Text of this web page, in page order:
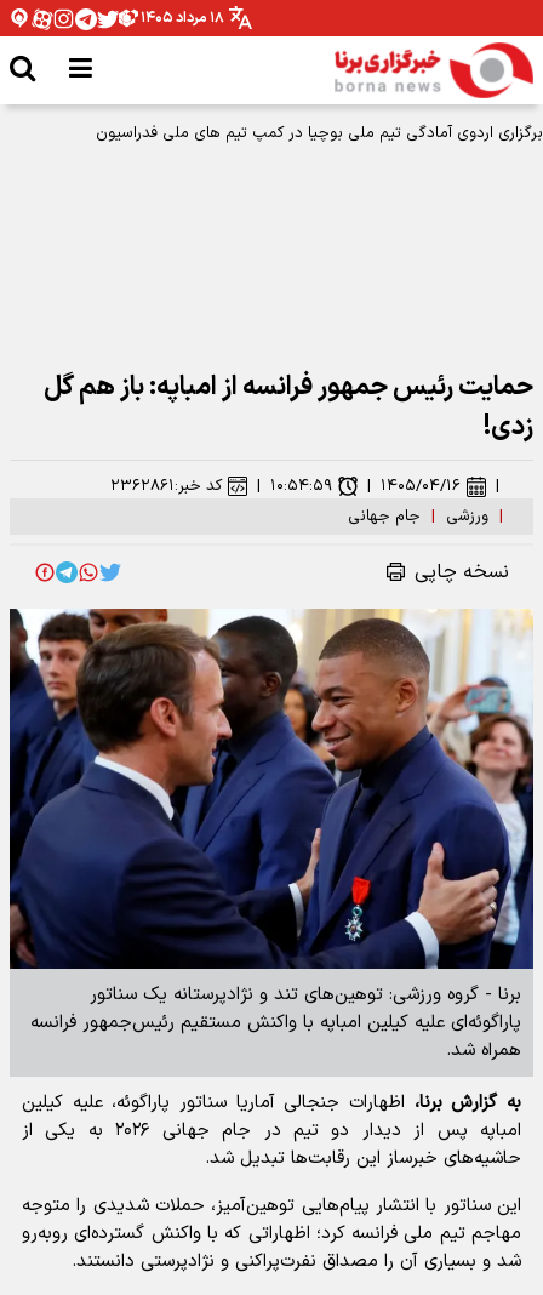
۱۸ مرداد ۱۴۰۵
حمایت رئیس جمهور فرانسه از امباپه: باز هم گل
زدی!
| ورزشی | جام جهانی
| ۱۴۰۵/۰۴/۱۶ | ۱۰:۵۴:۵۹ | کد خبر:۲۳۶۲۸۶۱
نسخه چاپی
برنا - گروه ورزشی: توهین‌های تند و نژادپرستانه یک سناتور
پاراگوئه‌ای علیه کیلین امباپه با واکنش مستقیم رئیس‌جمهور فرانسه
همراه شد.
به گزارش برنا،‌ اظهارات جنجالی آماریا سناتور پاراگوئه، علیه کیلین
امباپه پس از دیدار دو تیم در جام جهانی ۲۰۲۶ به یکی از
حاشیه‌های خبرساز این رقابت‌ها تبدیل شد.
این سناتور با انتشار پیام‌هایی توهین‌آمیز، حملات شدیدی را متوجه
مهاجم تیم ملی فرانسه کرد؛ اظهاراتی که با واکنش گسترده‌ای روبه‌رو
شد و بسیاری آن را مصداق نفرت‌پراکنی و نژادپرستی دانستند.